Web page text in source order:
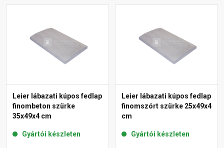
Leier lábazati kúpos fedlap
finombeton szürke
35x49x4 cm
Gyártói készleten
Leier lábazati kúpos fedlap
finomszórt szürke 25x49x4
cm
Gyártói készleten